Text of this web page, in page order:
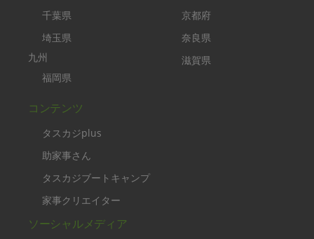
千葉県
埼玉県
九州
福岡県
京都府
奈良県
滋賀県
コンテンツ
タスカジplus
助家事さん
タスカジブートキャンプ
家事クリエイター
ソーシャルメディア